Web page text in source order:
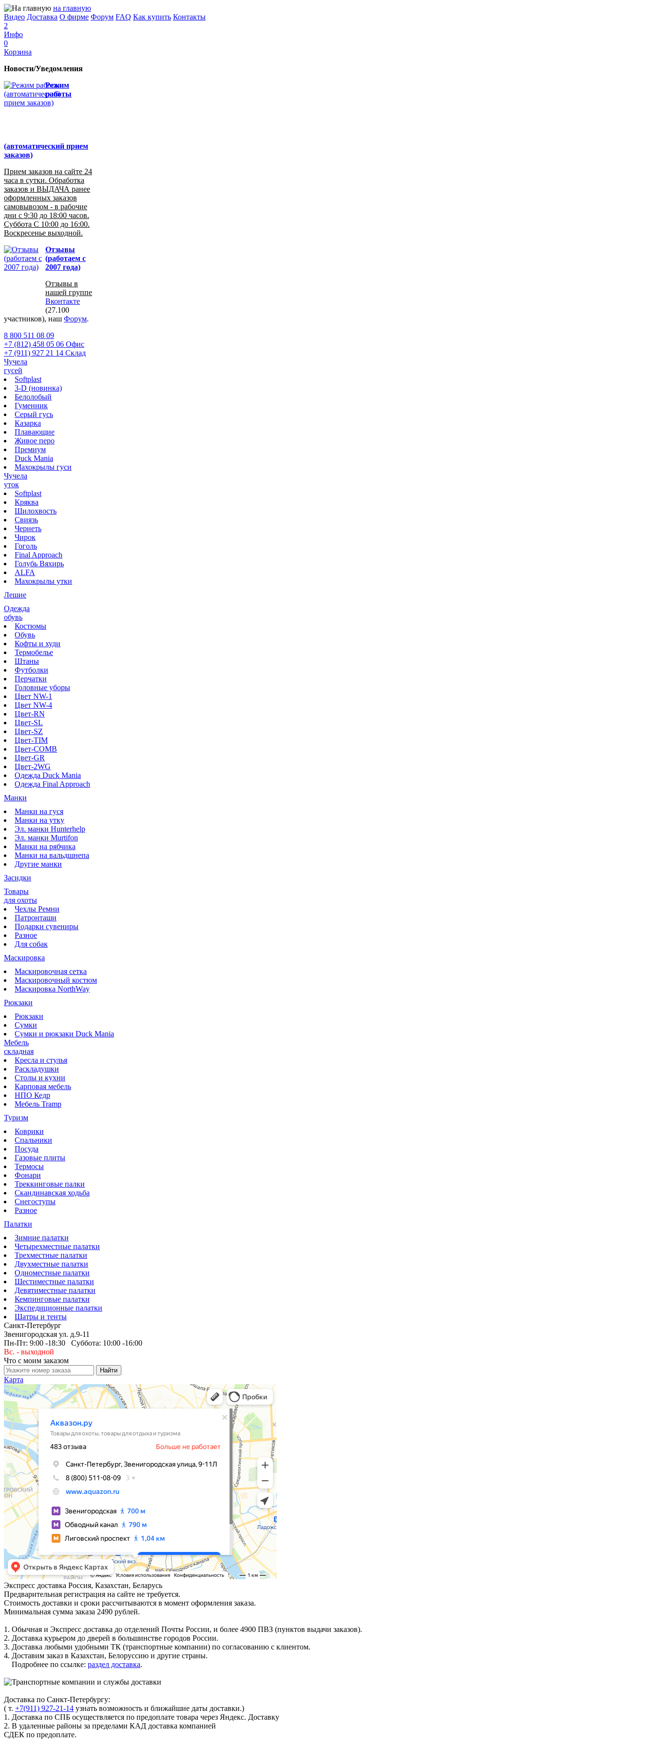
на главную
Видео Доставка О фирме Форум FAQ Как купить Контакты
2
Инфо
0
Корзина
Новости/Уведомления
Режим
работы
(автоматический прием
заказов)
Прием заказов на сайте 24
часа в сутки. Обработка
заказов и ВЫДАЧА ранее
оформленных заказов
самовывозом - в рабочие
дни с 9:30 до 18:00 часов.
Суббота С 10:00 до 16:00.
Воскресенье выходной.
Отзывы
(работаем с
2007 года)
Отзывы в
нашей группе
Вконтакте
(27.100
участников), наш Форум.
8 800 511 08 09
+7 (812) 458 05 06 Офис
+7 (911) 927 21 14 Склад
Чучела
гусей
Softplast
3-D (новинка)
Белолобый
Гуменник
Серый гусь
Казарка
Плавающие
Живое перо
Премиум
Duck Mania
Махокрылы гуси
Чучела
уток
Softplast
Кряква
Шилохвость
Свиязь
Чернеть
Чирок
Гоголь
Final Approach
Голубь Вяхирь
ALFA
Махокрылы утки
Лешие
Одежда
обувь
Костюмы
Обувь
Кофты и худи
Термобелье
Штаны
Футболки
Перчатки
Головные уборы
Цвет NW-1
Цвет NW-4
Цвет-RN
Цвет-SL
Цвет-SZ
Цвет-TIM
Цвет-COMB
Цвет-GR
Цвет-2WG
Одежда Duck Mania
Одежда Final Approach
Манки
Манки на гуся
Манки на утку
Эл. манки Hunterhelp
Эл. манки Murtifon
Манки на рябчика
Манки на вальдшнепа
Другие манки
Засидки
Товары
для охоты
Чехлы Ремни
Патронташи
Подарки сувениры
Разное
Для собак
Маскировка
Маскировочная сетка
Маскировочный костюм
Маскировка NorthWay
Рюкзаки
Рюкзаки
Сумки
Сумки и рюкзаки Duck Mania
Мебель
складная
Кресла и стулья
Раскладушки
Столы и кухни
Карповая мебель
НПО Кедр
Мебель Tramp
Туризм
Коврики
Спальники
Посуда
Газовые плиты
Термосы
Фонари
Треккинговые палки
Скандинавская ходьба
Снегоступы
Разное
Палатки
Зимние палатки
Четырехместные палатки
Трехместные палатки
Двухместные палатки
Одноместные палатки
Шестиместные палатки
Девятиместные палатки
Кемпинговые палатки
Экспедиционные палатки
Шатры и тенты
Санкт-Петербург
Звенигородская ул. д.9-11
Пн-Пт: 9:00 -18:30 Суббота: 10:00 -16:00
Вс. - выходной
Что с моим заказом
Карта
Экспресс доставка Россия, Казахстан, Беларусь
Предварительная регистрация на сайте не требуется.
Стоимость доставки и сроки рассчитываются в момент оформления заказа.
Минимальная сумма заказа 2490 рублей.
1. Обычная и Экспресс доставка до отделений Почты России, и более 4900 ПВЗ (пунктов выдачи заказов).
2. Доставка курьером до дверей в большинстве городов России.
3. Доставка любыми удобными ТК (транспортные компании) по согласованию с клиентом.
4. Доставим заказ в Казахстан, Белоруссию и другие страны.
Подробнее по ссылке: раздел доставка.
Доставка по Санкт-Петербургу:
( т. +7(911) 927-21-14 узнать возможность и ближайшие даты доставки.)
1. Доставка по СПБ осуществляется по предоплате товара через Яндекс. Доставку
2. В удаленные районы за пределами КАД доставка компанией
СДЕК по предоплате.